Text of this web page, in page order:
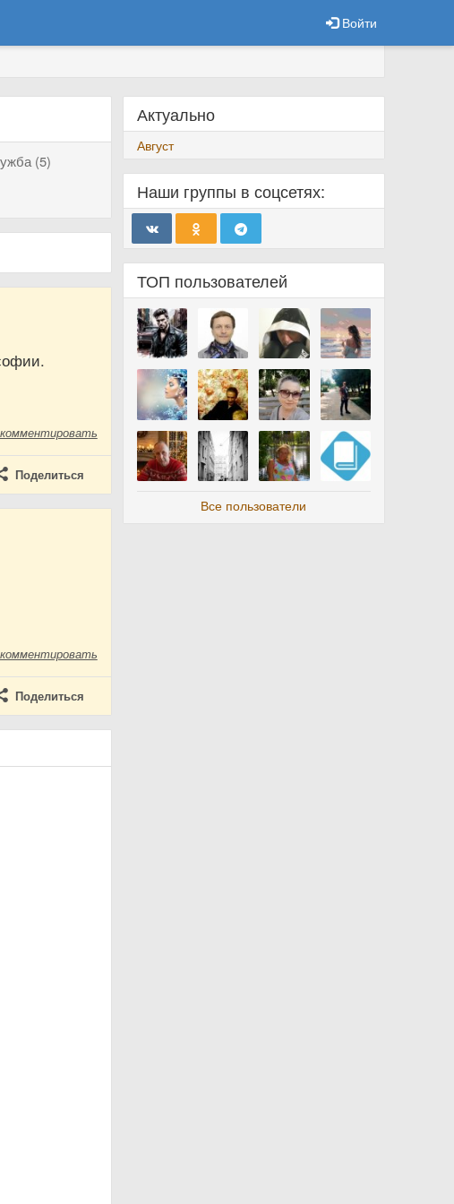
Войти
(5)
Поделиться
Поделиться
Актуально
Август
Наши группы в соцсетях:
ТОП пользователей
Все пользователи